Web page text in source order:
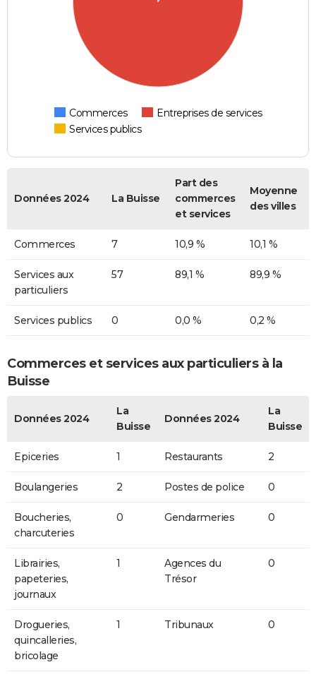
Commerces
Entreprises de services
Services publics
Données 2024 La Buisse
Part des
commerces
et services
Moyenne
des villes
Commerces 7 10,9 % 10,1 %
Services aux
particuliers
57 89,1 % 89,9 %
Services publics 0 0,0 % 0,2 %
Commerces et services aux particuliers à la
Buisse
Données 2024
La
Buisse
Données 2024
La
Buisse
Epiceries 1 Restaurants 2
Boulangeries 2 Postes de police 0
Boucheries,
charcuteries
0 Gendarmeries 0
Librairies,
papeteries,
journaux
1
Agences du
Trésor
0
Drogueries,
quincalleries,
bricolage
1 Tribunaux 0